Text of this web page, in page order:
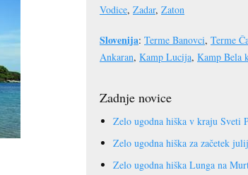
Vodice, Zadar, Zaton
Slovenija: Terme Banovci, Terme
Ankaran, Kamp Lucija, Kamp Bela
Zadnje novice
Zelo ugodna hiška v kraju Sveti
Zelo ugodna hiška za začetek
Zelo ugodna hiška Lunga na